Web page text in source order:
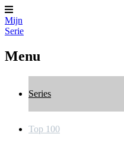
Mijn
Serie
Menu
Series
Top 100